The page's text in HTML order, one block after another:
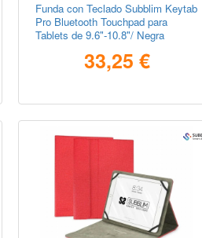
Funda con Teclado Subblim Keytab
Pro Bluetooth Touchpad para
Tablets de 9.6"-10.8"/ Negra
33,25 €